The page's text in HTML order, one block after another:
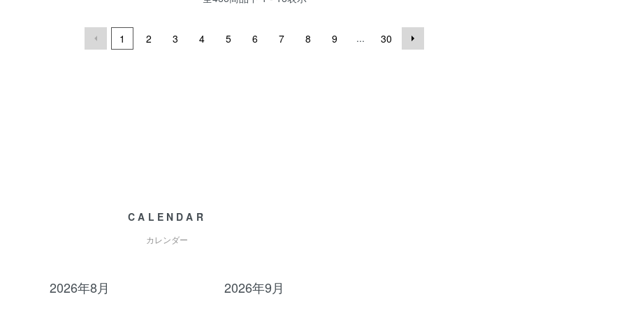
1 2 3 4 5 6 7 8 9 ... 30
CALENDAR
カレンダー
2026年8月 2026年9月